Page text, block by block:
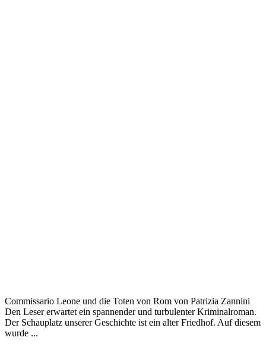
Commissario Leone und die Toten von Rom von Patrizia Zannini
Den Leser erwartet ein spannender und turbulenter Kriminalroman.
Der Schauplatz unserer Geschichte ist ein alter Friedhof. Auf diesem
wurde ...